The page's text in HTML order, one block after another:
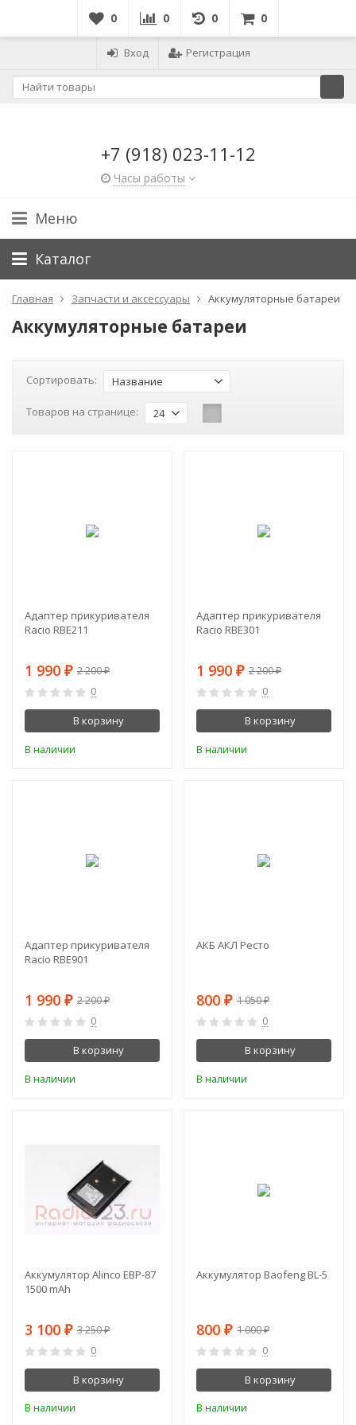
0 0 0 0
Вход Регистрация
+7 (918) 023-11-12
Часы работы
Меню
Каталог
Главная Запчасти и аксессуары Аккумуляторные батареи
Аккумуляторные батареи
Сортировать: Название
Товаров на странице: 24
Адаптер прикуривателя
Racio RBE211
1 990 ₽ 2 200₽
0
В корзину
В наличии
Адаптер прикуривателя
Racio RBE301
1 990 ₽ 2 200₽
0
В корзину
В наличии
Адаптер прикуривателя
Racio RBE901
1 990 ₽ 2 200₽
0
В корзину
В наличии
АКБ АКЛ Ресто
800 ₽ 1 050₽
0
В корзину
В наличии
Аккумулятор Alinco EBP-87
1500 mAh
3 100 ₽ 3 250₽
0
В корзину
В наличии
Аккумулятор Baofeng BL-5
800 ₽ 1 000₽
0
В корзину
В наличии